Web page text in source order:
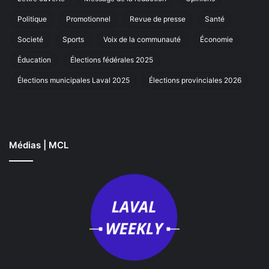
Politique Promotionnel Revue de presse Santé
Societé Sports Voix de la communauté Économie
Éducation Élections fédérales 2025
Élections municipales Laval 2025 Élections provinciales 2026
Médias | MCL